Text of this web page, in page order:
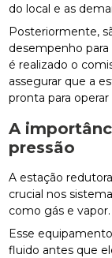
do local e as
Posteriormente,
desempenho
é realizado o
assegurar que a
pronta para
A
pressão
A estação
crucial nos
como gás e vapor.
Esse
fluido antes que